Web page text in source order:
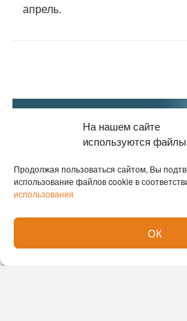
На нашем сайте
используются
Продолжая пользоваться сайтом, Вы
использование файлов cookie в
использования
ОК
апрель.